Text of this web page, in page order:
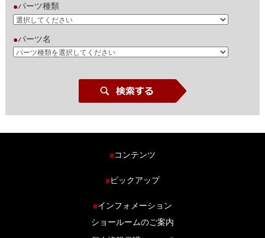
●パーツ種類
●パーツ名
■コンテンツ
商品ラインナップ
ブログ
■ピックアップ
■インフォメーション
ショールームのご案内